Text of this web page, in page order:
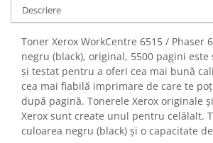
Monitoare LED
Componente
Placi video
Procesoare
Placi de baza
Memorii RAM
Descriere
Toner Xerox WorkCentre 6515 / Phaser
negru (black), original, 5500 pagini
și testat pentru a oferi cea mai bună
cea mai fiabilă imprimare de care te
după pagină. Tonerele Xerox originale
Xerox sunt create unul pentru celălalt.
culoarea negru (black) și o capacitate